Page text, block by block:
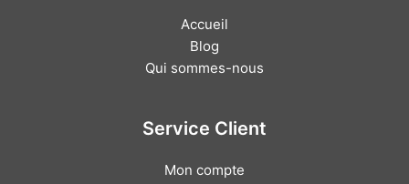
Accueil
Blog
Qui sommes-nous
Service Client
Mon compte